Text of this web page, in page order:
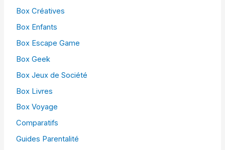
Box Créatives
Box Enfants
Box Escape Game
Box Geek
Box Jeux de Société
Box Livres
Box Voyage
Comparatifs
Guides Parentalité